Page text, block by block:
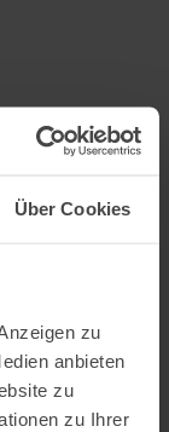
Über Cookies
zu
anbieten
zu
zu Ihrer